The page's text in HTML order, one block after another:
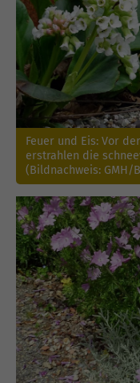
Feuer und Eis: Vor
erstrahlen die
(Bildnachweis: GMH/